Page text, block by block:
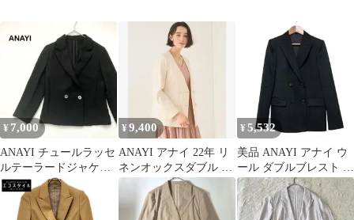
¥ 7,000
ANAYI チュールラッセ
ルテーラードジャケッ
ト ダブル ブラッ
ク 34
¥9,400
ANAYI アナイ 22年 リ
ネンオックスダブル ジ
ャケット アイボリー 36
¥ 5,532
美品 ANAYI アナイ ウ
ール ダブルブレスト テ
ーラードジャケット 36
ブラック レディース 古
着 中古 USED